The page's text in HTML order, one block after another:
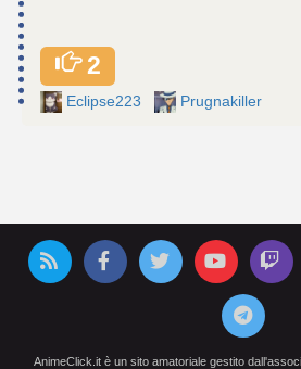
2
Eclipse223 Prugnakiller
AnimeClick.it è un sito amatoriale gestito